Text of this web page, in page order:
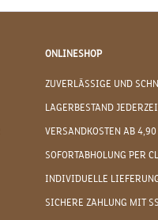
ONLINESHOP
ZUVERLÄSSIGE UND
LAGERBESTAND
VERSANDKOSTEN AB
SOFORTABHOLUNG PER
INDIVIDUELLE
SICHERE ZAHLUNG MIT